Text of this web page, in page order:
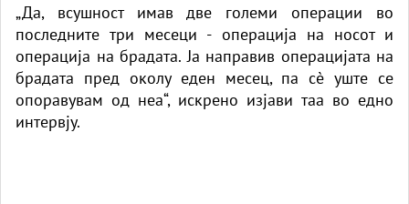
„Да, всушност имав две големи операции во
последните три месеци - операција на носот и
операција на брадата. Ја направив операцијата на
брадата пред околу еден месец, па сè уште се
опоравувам од неа“, искрено изјави таа во едно
интервју.